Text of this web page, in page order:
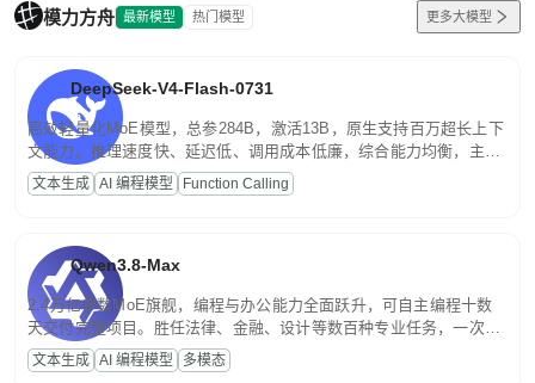
模力方舟 最新模型 热门模型 更多大模型
DeepSeek-V4-Flash-0731
高效轻量化MoE模型，总参284B，激活13B，原生支持百万超长上下
文能力。推理速度快、延迟低、调用成本低廉，综合能力均衡，主打
高并发、轻量化任务，适合日常对话、内容创作、基础 RAG、批量
文案处理等普惠刚需场景。
文本生成 AI 编程模型 Function Calling
Qwen3.8-Max
2.4万亿参数MoE旗舰，编程与办公能力全面跃升，可自主编程十数
天交付完整项目。胜任法律、金融、设计等数百种专业任务，一次对
话端到端交付生产级成果。原生视觉理解贯穿规划、执行与验证全流
程，支持超长文档与长视频的深度语义解析。长程任务中自主规划与
文本生成 AI 编程模型 多模态